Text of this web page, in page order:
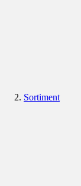
Sortiment